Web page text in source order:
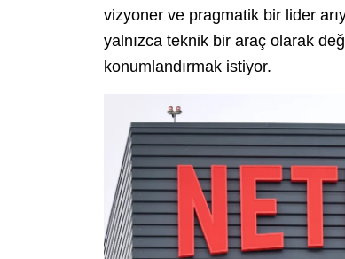
vizyoner ve pragmatik bir lider
yalnızca teknik bir araç olarak
konumlandırmak istiyor.